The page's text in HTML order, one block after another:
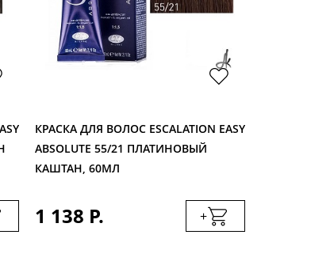
КРАСКА ДЛЯ ВОЛОС ESCALATION EASY
ABSOLUTE 55/21 ПЛАТИНОВЫЙ
КАШТАН, 60МЛ
1 138 Р. +